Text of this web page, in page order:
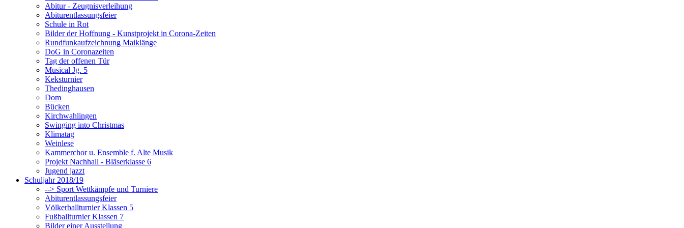
Abitur - Zeugnisverleihung
Abiturentlassungsfeier
Schule in Rot
Bilder der Hoffnung - Kunstprojekt in Corona-Zeiten
Rundfunkaufzeichnung Maiklänge
DoG in Coronazeiten
Tag der offenen Tür
Musical Jg. 5
Keksturnier
Thedinghausen
Dom
Bücken
Kirchwahlingen
Swinging into Christmas
Klimatag
Weinlese
Kammerchor u. Ensemble f. Alte Musik
Projekt Nachhall - Bläserklasse 6
Jugend jazzt
Schuljahr 2018/19
--> Sport Wettkämpfe und Turniere
Abiturentlassungsfeier
Völkerballturnier Klassen 5
Fußballturnier Klassen 7
Bilder einer Ausstellung